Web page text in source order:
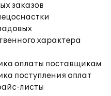
заказов
характера
оплаты поставщикам
поступления оплат
листы